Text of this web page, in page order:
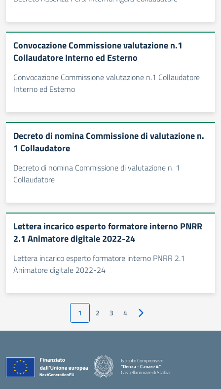
Convocazione Commissione valutazione n.1
Collaudatore Interno ed Esterno
Convocazione Commissione valutazione n.1 Collaudatore
Interno ed Esterno
Decreto di nomina Commissione di valutazione n.
1 Collaudatore
Decreto di nomina Commissione di valutazione n. 1
Collaudatore
Lettera incarico esperto formatore interno PNRR
2.1 Animatore digitale 2022-24
Lettera incarico esperto formatore interno PNRR 2.1
Animatore digitale 2022-24
1 2 3 4 Pagina successiva
Istituto Comprensivo
"Denza - C.mare 4"
Castellammare di Stabia